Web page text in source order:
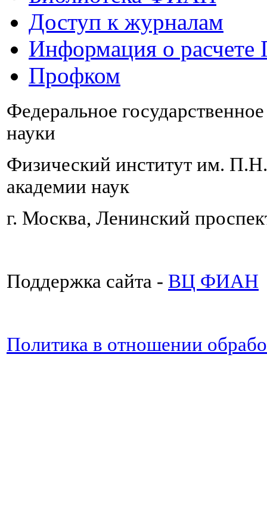
Доступ к журналам
Информация о
Профком
Федеральное
науки
Физический институт им.
академии наук
г. Москва, Ленинский
Поддержка сайта - ВЦ ФИАН
Политика в отношении